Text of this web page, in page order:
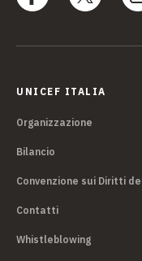
UNICEF ITALIA
Organizzazione
Bilancio
Convenzione sui Diritti
Contatti
Whistleblowing